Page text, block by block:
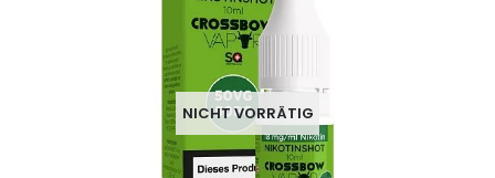
NICHT VORRÄTIG